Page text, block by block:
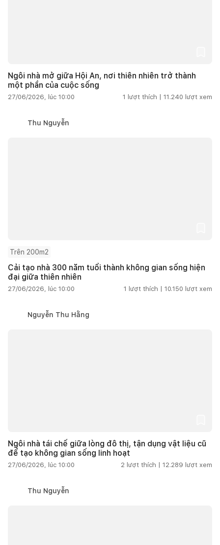
Ngôi nhà mở giữa Hội An, nơi thiên nhiên trở thành
một phần của cuộc sống
27/06/2026, lúc 10:00 1 lượt thích | 11.240 lượt xem
Thu Nguyễn
Trên 200m2
Cải tạo nhà 300 năm tuổi thành không gian sống hiện
đại giữa thiên nhiên
27/06/2026, lúc 10:00 1 lượt thích | 10.150 lượt xem
Nguyễn Thu Hằng
Ngôi nhà tái chế giữa lòng đô thị, tận dụng vật liệu cũ
để tạo không gian sống linh hoạt
27/06/2026, lúc 10:00 2 lượt thích | 12.289 lượt xem
Thu Nguyễn